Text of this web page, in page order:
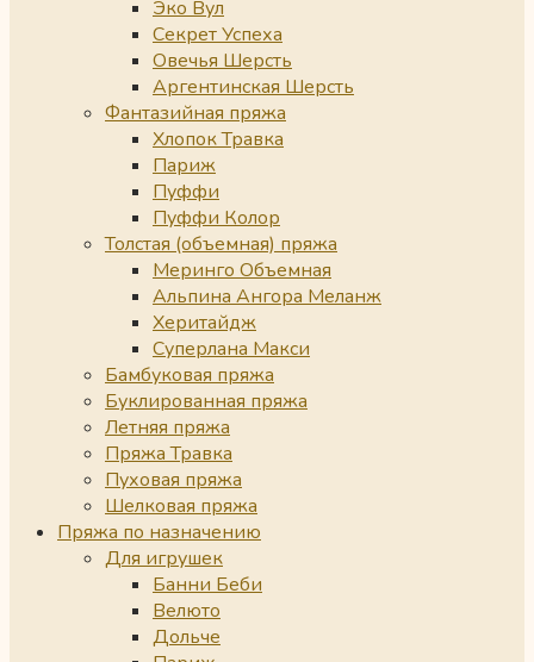
Эко Вул
Секрет Успеха
Овечья Шерсть
Аргентинская Шерсть
Фантазийная пряжа
Хлопок Травка
Париж
Пуффи
Пуффи Колор
Толстая (объемная) пряжа
Меринго Объемная
Альпина Ангора Меланж
Херитайдж
Суперлана Макси
Бамбуковая пряжа
Буклированная пряжа
Летняя пряжа
Пряжа Травка
Пуховая пряжа
Шелковая пряжа
Пряжа по назначению
Для игрушек
Банни Беби
Велюто
Дольче